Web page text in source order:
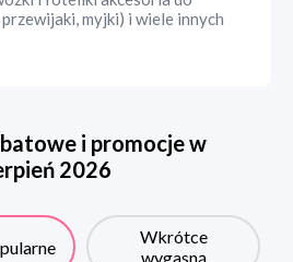
myjki) i wiele innych
i promocje w
2026
Wkrótce
wygasną